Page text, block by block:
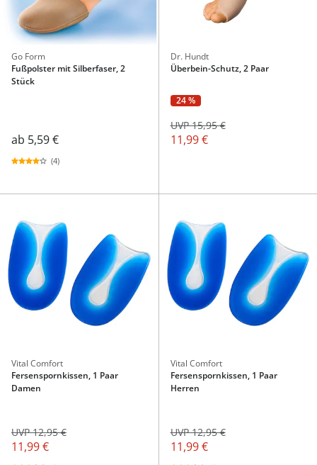
Go Form
Fußpolster mit Silberfaser, 2
Stück
ab 5,59 €
(4)
Dr. Hundt
Überbein-Schutz, 2 Paar
24 %
11,99 €
UVP 15,95 €
Vital Comfort
Fersenspornkissen, 1 Paar
Damen
11,99 €
UVP 12,95 €
Vital Comfort
Fersenspornkissen, 1 Paar
Herren
11,99 €
UVP 12,95 €